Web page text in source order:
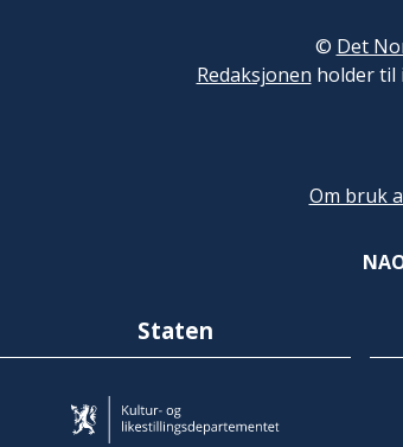
© Det
Redaksjonen holder til
Om bruk
Staten